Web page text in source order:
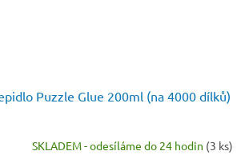
Puzzle Glue 200ml (na 4000 dílků)
SKLADEM - odesíláme do 24 hodin (3 ks)